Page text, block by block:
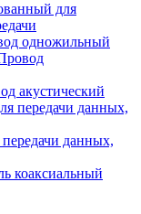
для
одножильный
акустический
данных,
коаксиальный